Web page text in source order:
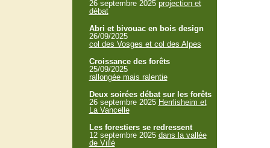
26 septembre 2025 projection et
débat
Abri et bivouac en bois design
26/09/2025
col des Vosges et col des Alpes
Croissance des forêts
25/09/2025
rallongée mais ralentie
Deux soirées débat sur les forêts
26 septembre 2025 Herrlisheim et
La Vancelle
Les forestiers se redressent
12 septembre 2025 dans la vallée
de Villé